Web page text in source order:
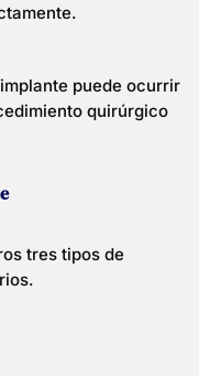
puede ocurrir
quirúrgico
tres tipos de